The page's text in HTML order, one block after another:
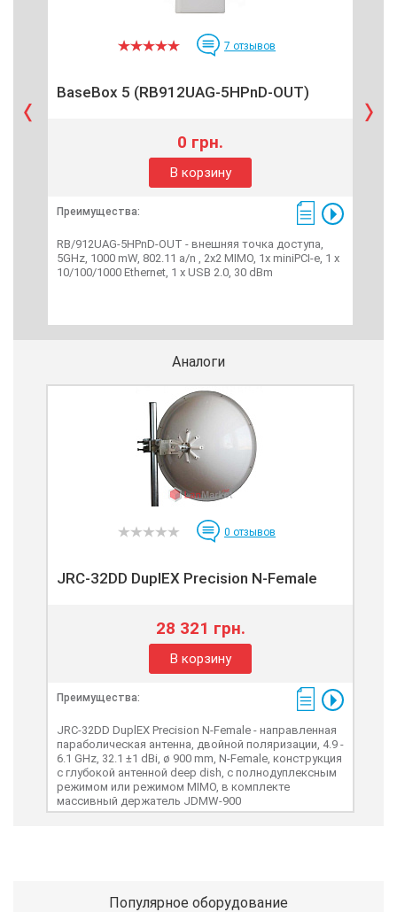
7 отзывов
BaseBox 5 (RB912UAG-5HPnD-OUT)
0 грн.
В корзину
Преимущества:
RB/912UAG-5HPnD-OUT - внешняя точка доступа,
5GHz, 1000 mW, 802.11 a/n , 2x2 MIMO, 1x miniPCI-e, 1 х
10/100/1000 Ethernet, 1 x USB 2.0, 30 dBm
Аналоги
0 отзывов
JRC-32DD DuplEX Precision N-Female
28 321 грн.
В корзину
Преимущества:
JRC-32DD DuplEX Precision N-Female - направленная
параболическая антенна, двойной поляризации, 4.9 -
6.1 GHz, 32.1 ±1 dBi, ø 900 mm, N-Female, конструкция
с глубокой антенной deep dish, с полнодуплексным
режимом или режимом MIMO, в комплекте
массивный держатель JDMW-900
Популярное оборудование